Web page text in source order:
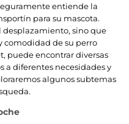
entiende la
para su mascota.
desplazamiento, sino que
comodidad de su perro
puede encontrar diversas
a diferentes necesidades y
algunos subtemas